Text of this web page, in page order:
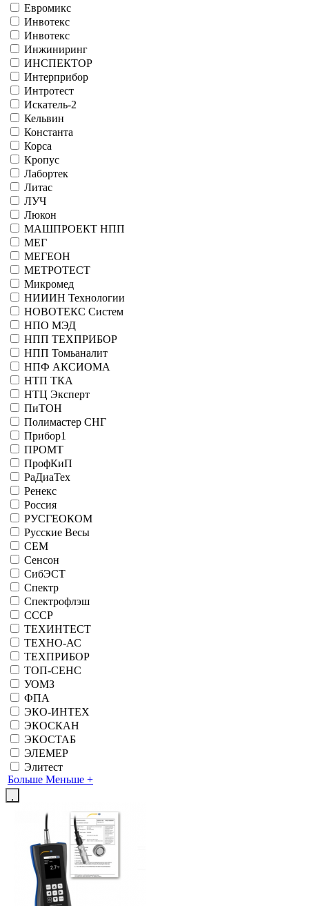
Евромикс
Инвотекс
Инвотекс
Инжиниринг
ИНСПЕКТОР
Интерприбор
Интротест
Искатель-2
Кельвин
Константа
Корса
Кропус
Лабортек
Литас
ЛУЧ
Люкон
МАШПРОЕКТ НПП
МЕГ
МЕГЕОН
МЕТРОТЕСТ
Микромед
НИИИН Технологии
НОВОТЕКС Систем
НПО МЭД
НПП ТЕХПРИБОР
НПП Томьаналит
НПФ АКСИОМА
НТП ТКА
НТЦ Эксперт
ПиТОН
Полимастер СНГ
Прибор1
ПРОМТ
ПрофКиП
РаДиаТех
Ренекс
Россия
РУСГЕОКОМ
Русские Весы
СЕМ
Сенсон
СибЭСТ
Спектр
Спектрофлэш
СССР
ТЕХИНТЕСТ
ТЕХНО-АС
ТЕХПРИБОР
ТОП-СЕНС
УОМЗ
ФПА
ЭКО-ИНТЕХ
ЭКОСКАН
ЭКОСТАБ
ЭЛЕМЕР
Элитест
Больше Меньше +